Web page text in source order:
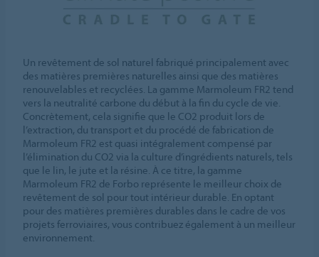
Un revêtement de sol naturel fabriqué principalement avec
des matières premières naturelles ainsi que des matières
renouvelables et recyclées. La gamme Marmoleum FR2 tend
vers la neutralité carbone du début à la fin du cycle de vie.
Concrètement, cela signifie que le CO2 produit lors de
l’extraction, du transport et du procédé de fabrication de
Marmoleum FR2 est quasi intégralement compensé par
l’élimination du CO2 via la culture d’ingrédients naturels, tels
que le lin, le jute et la résine. À ce titre, la gamme
Marmoleum FR2 de Forbo représente le meilleur choix de
revêtement de sol pour tout intérieur durable. En optant
pour des matières premières durables dans le cadre de vos
projets ferroviaires, vous contribuez également à un meilleur
environnement.